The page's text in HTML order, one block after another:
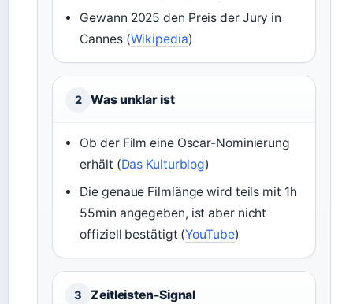
Gewann 2025 den Preis der Jury in
Cannes (Wikipedia)
2 Was unklar ist
Ob der Film eine Oscar-Nominierung
erhält (Das Kulturblog)
Die genaue Filmlänge wird teils mit 1h
55min angegeben, ist aber nicht
offiziell bestätigt (YouTube)
3 Zeitleisten-Signal